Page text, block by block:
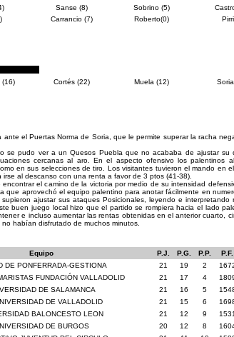
Sanse (8) Sobrino (5)
Carrancio (7) Roberto(0)
(16) Cortés (22) Muela (12)
ante el Puertas Norma de Soria, que le permite superar la racha
se pudo ver a un Quesos Puebla que no acababa de ajustar
cercanas al aro. En el aspecto ofensivo los palentinos
en sus selecciones de tiro. Los visitantes tuvieron el mando en
al descanso con una renta a favor de 3 ptos (41-38).
el camino de la victoria por medio de su intensidad
que aprovechó el equipo palentino para anotar fácilmente en
ajustar sus ataques Posicionales, leyendo e
buen juego local hizo que el partido se rompiera hacia el lado
e incluso aumentar las rentas obtenidas en el anterior cuarto,
habían disfrutado de muchos minutos.
Equipo P.J. P.G. P.P. P.F.
DE PONFERRADA-GESTIONA 21 19 2
FUNDACIÓN VALLADOLID 21 17 4
DE SALAMANCA 21 16 5
DE VALLADOLID 21 15 6
BALONCESTO LEON 21 12 9 1531
DE BURGOS 20 12 8